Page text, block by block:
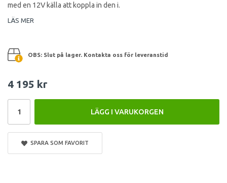
med en 12V källa att koppla in den i.
LÄS MER
OBS: Slut på lager. Kontakta oss för leveranstid
4 195 kr
LÄGG I VARUKORGEN
SPARA SOM FAVORIT